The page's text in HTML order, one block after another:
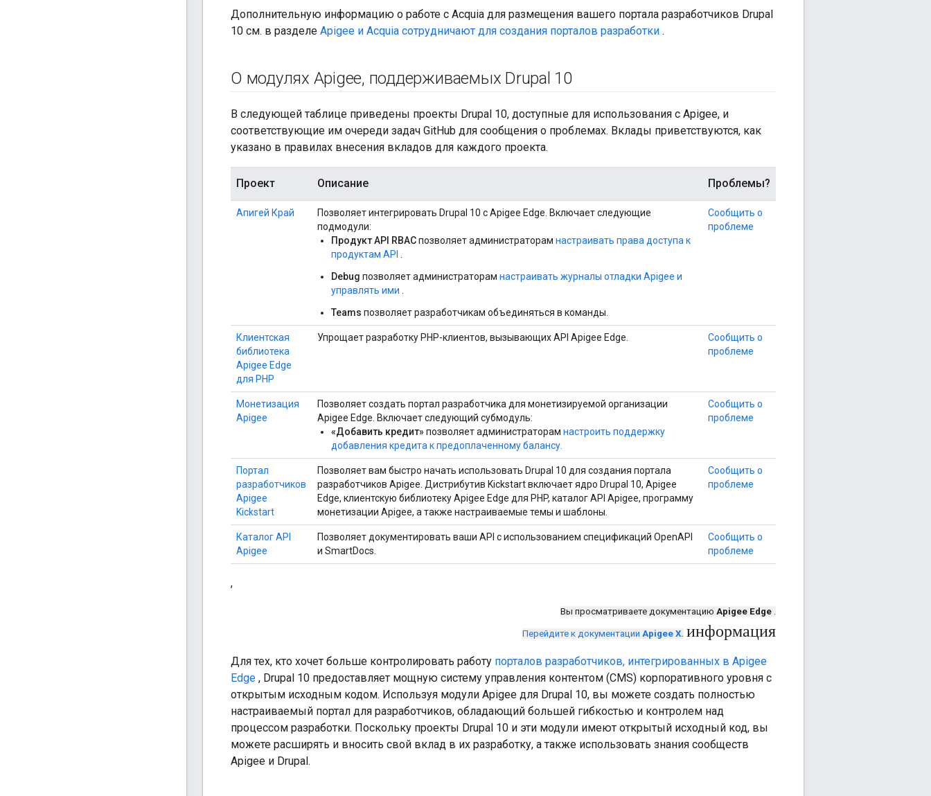
Дополнительную информацию о работе с Acquia для размещения вашего портала разработчиков Drupal
10 см. в разделе Apigee и Acquia сотрудничают для создания порталов разработки .
О модулях Apigee, поддерживаемых Drupal 10
В следующей таблице приведены проекты Drupal 10, доступные для использования с Apigee, и
соответствующие им очереди задач GitHub для сообщения о проблемах. Вклады приветствуются, как
указано в правилах внесения вкладов для каждого проекта.
Проект Описание Проблемы?
Апигей Край
Позволяет интегрировать Drupal 10 с Apigee Edge. Включает следующие
подмодули:
Продукт API RBACпозволяет администраторам настраивать права доступа к
продуктам API
Debug позволяет администраторам настраивать журналы отладки Apigee и
управлять ими
Teams позволяет разработчикам объединяться в команды.
Сообщить о
проблеме
Клиентская
библиотека
Apigee Edge
для PHP
Упрощает разработку PHP-клиентов, вызывающих API Apigee Edge.
Сообщить о
проблеме
Монетизация
Apigee
Позволяет создать портал разработчика для монетизируемой организации
Apigee Edge. Включает следующий субмодуль:
«Добавить кредит»позволяет администраторам настроить поддержку
добавления кредита к предоплаченному балансу.
Сообщить о
проблеме
Портал
разработчиков
Apigee
Kickstart
Позволяет вам быстро начать использовать Drupal 10 для создания портала
разработчиков Apigee. Дистрибутив Kickstart включает ядро ​​Drupal 10, Apigee
Edge, клиентскую библиотеку Apigee Edge для PHP, каталог API Apigee, программу
монетизации Apigee, а также настраиваемые темы и шаблоны.
Сообщить о
проблеме
Каталог API
Apigee
Позволяет документировать ваши API с использованием спецификаций OpenAPI
и SmartDocs.
Сообщить о
проблеме
,
Вы просматриваете документацию Apigee Edge .
Перейдите к документации Apigee X. информация
Для тех, кто хочет больше контролировать работу порталов разработчиков, интегрированных в Apigee
Edge , Drupal 10 предоставляет мощную систему управления контентом (CMS) корпоративного уровня с
открытым исходным кодом. Используя модули Apigee для Drupal 10, вы можете создать полностью
настраиваемый портал для разработчиков, обладающий большей гибкостью и контролем над
процессом разработки. Поскольку проекты Drupal 10 и эти модули имеют открытый исходный код, вы
можете расширять и вносить свой вклад в их разработку, а также использовать знания сообществ
Apigee и Drupal.